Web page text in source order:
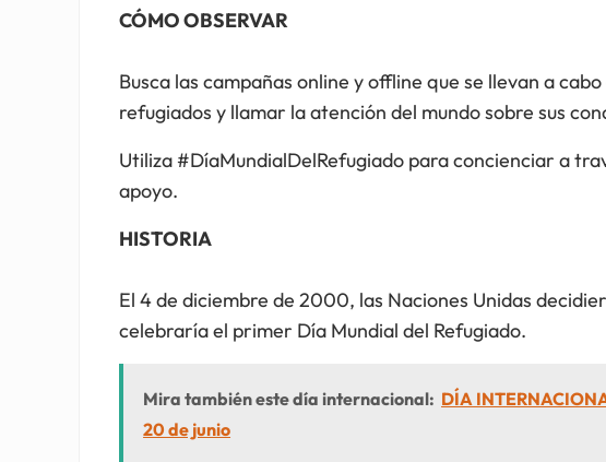
CÓMO OBSERVAR
Busca las campañas online y offline que se llevan a
refugiados y llamar la atención del mundo sobre sus
Utiliza #DíaMundialDelRefugiado para concienciar a
apoyo.
HISTORIA
El 4 de diciembre de 2000, las Naciones Unidas
celebraría el primer Día Mundial del Refugiado.
Mira también este día internacional: DÍA
20 de junio